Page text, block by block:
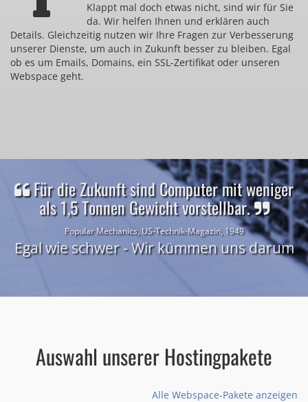
Klappt mal doch etwas nicht, sind wir für Sie
da. Wir helfen Ihnen und erklären auch
Details. Gleichzeitig nutzen wir Ihre Fragen zur Verbesserung
unserer Dienste, um auch in Zukunft besser zu bleiben. Egal
ob es um Emails, Domains, ein SSL-Zertifikat oder unseren
Webspace geht.
Für die Zukunft sind Computer mit weniger
als 1,5 Tonnen Gewicht vorstellbar.
Popular Mechanics, US-Technik-Magazin, 1949
Egal wie schwer - Wir kümmen uns darum
Auswahl unserer Hostingpakete
Alle Webspace-Pakete anzeigen